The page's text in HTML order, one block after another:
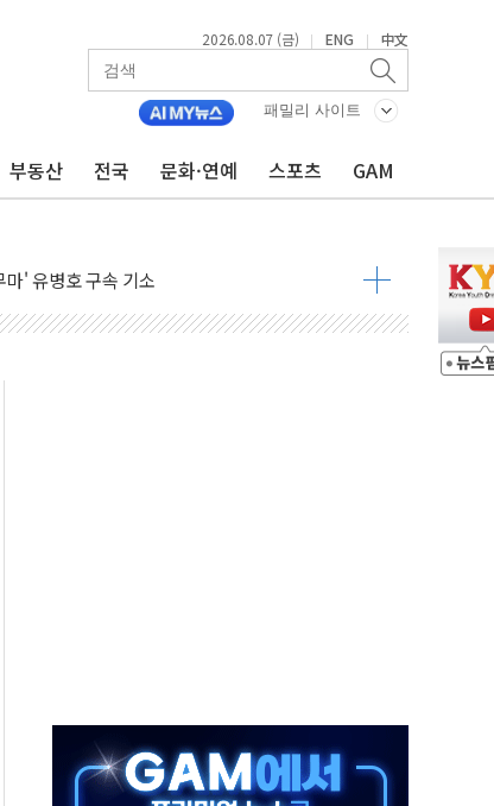
2026.08.07 (금) | ENG | 中文
패밀리 사이트
부동산 전국 문화·연예 스포츠 GAM
2000억원 돌파
...장바구니에 홈플러스 담아달라" 호소
린 종목이 두 배 넘어
기후부 장관 "예측범위 벗어나도 즉시대응"
도 개선 수혜 기대"
서 50대 일용직 추락 사망
리 매출 본격화
월 말 '56조원' 사상 최대
대표 구속 송치
아"
사단장 항소심도 징역 3년 선고
전체회의서 발언하는 장동혁 대표